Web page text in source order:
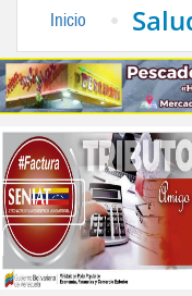
Inicio